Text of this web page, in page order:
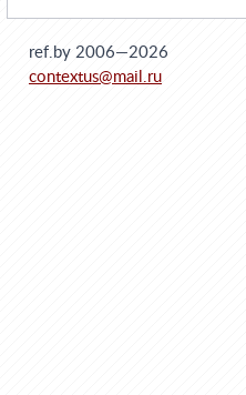
ref.by 2006—2026
contextus@mail.ru